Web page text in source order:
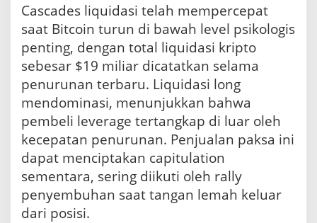
Cascades liquidasi telah mempercepat
saat Bitcoin turun di bawah level psikologis
penting, dengan total liquidasi kripto
sebesar $19 miliar dicatatkan selama
penurunan terbaru. Liquidasi long
mendominasi, menunjukkan bahwa
pembeli leverage tertangkap di luar oleh
kecepatan penurunan. Penjualan paksa ini
dapat menciptakan capitulation
sementara, sering diikuti oleh rally
penyembuhan saat tangan lemah keluar
dari posisi.